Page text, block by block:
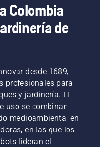
Colombia
de
desde 1689,
profesionales para
y jardinería. El
uso se combinan
medioambiental en
en las que los
lideran el